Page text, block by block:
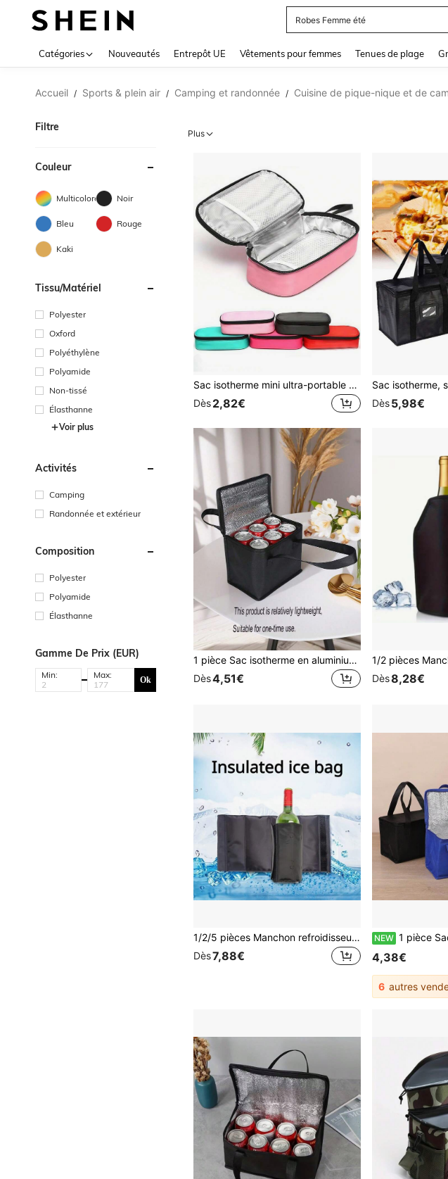
Jupe
Catégories Nouveautés Entrepôt UE Vêtements pour femmes Tenues de plage
Accueil / Sports & plein air / Camping et randonnée / Cuisine de pique-nique et de
Filtre
Couleur
Multicolore Noir
Bleu Rouge
Kaki
Tissu/matériel
Polyester
Oxford
Polyéthylène
Polyamide
Non-tissé
Élasthanne
Voir plus
Activités
Camping
Randonnée et extérieur
Composition
Polyester
Polyamide
Élasthanne
Gamme De Prix (EUR)
Min: Max: Ok
Plus
Sac isotherme mini ultra-portable pour insuline, boîte à lunch imperméable, sac isotherme d'extérieur, sac thermique compact, sac à lunch, unisexe, avec fermeture éclair, convient pour les voyages, le travail, les pique-niques, le camping, les fournitures pour diabétiques, les voyages, les pique-niques, les essentiels de camping
Dès2,82€
Dès5,98€
1 pièce Sac isotherme en aluminium, sac thermique réutilisable en tissu non tissé, sac isotherme pour gâteau/boisson, équipement de camping
Dès4,51€
Dès8,28€
1/2/5 pièces Manchon refroidisseur de boisson - Sac de glace en polyester isolé fermé, sac refroidisseur portable, garde les boissons froides et chaudes, sac de refroidissement isolé pour la plage, les trajets, le camping
Dès7,88€
NEW 1 pièce Sac à lunch isotherme de couleur unie, sac à main thermique en feuille
4,38€
6 autres